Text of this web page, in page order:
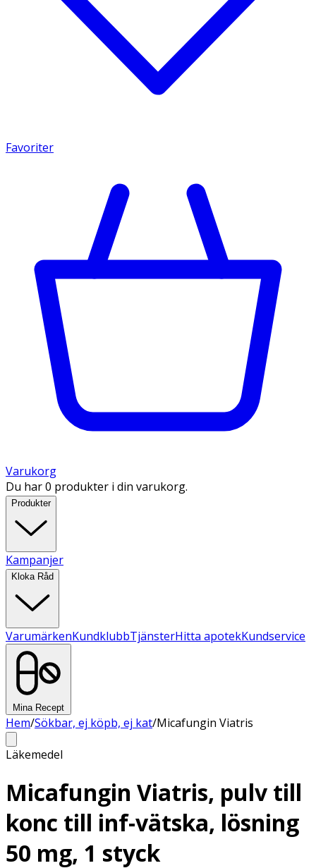
Favoriter
Varukorg
Du har 0 produkter i din varukorg.
Produkter
Kampanjer
Kloka Råd
VarumärkenKundklubbTjänsterHitta apotekKundservice
Mina Recept
Hem/Sökbar, ej köpb, ej kat/Micafungin Viatris
Läkemedel
Micafungin Viatris, pulv till
konc till inf-vätska, lösning
50 mg, 1 styck